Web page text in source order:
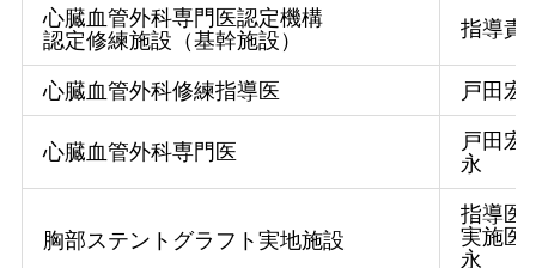
心臓血管外科専門医認定機構
認定修練施設（基幹施設） 指導責
心臓血管外科修練指導医 戸田宏
心臓血管外科専門医 戸田宏
永
胸部ステントグラフト実地施設
指導
実施医
永